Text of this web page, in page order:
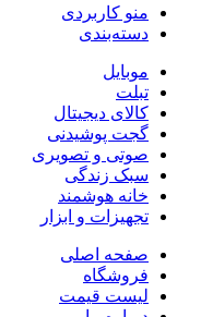
منو کاربردی
دسته‌بندی
موبایل
تبلت
کالای دیجیتال
گجت پوشیدنی
صوتی و تصویری
سبک زندگی
خانه هوشمند
تجهیزات و ابزار
صفحه اصلی
فروشگاه
لیست قیمت